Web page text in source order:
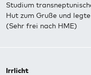
Studium
Hut zum Gruße und
(Sehr frei nach HME)
Irrlicht